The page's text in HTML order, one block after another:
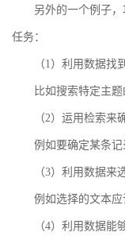
另外的一个例子，
任务：
（1）利用数据找
比如搜索特定主
（2）运用检索来
例如要确定某条
（3）利用数据来
例如选择的文本
（4）利用数据能